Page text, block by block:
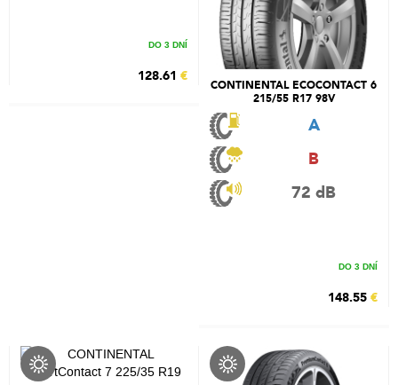
DO 3 DNÍ
128.61 €
CONTINENTAL ECOCONTACT 6
215/55 R17 98V
A
B
72 dB
DO 3 DNÍ
148.55 €